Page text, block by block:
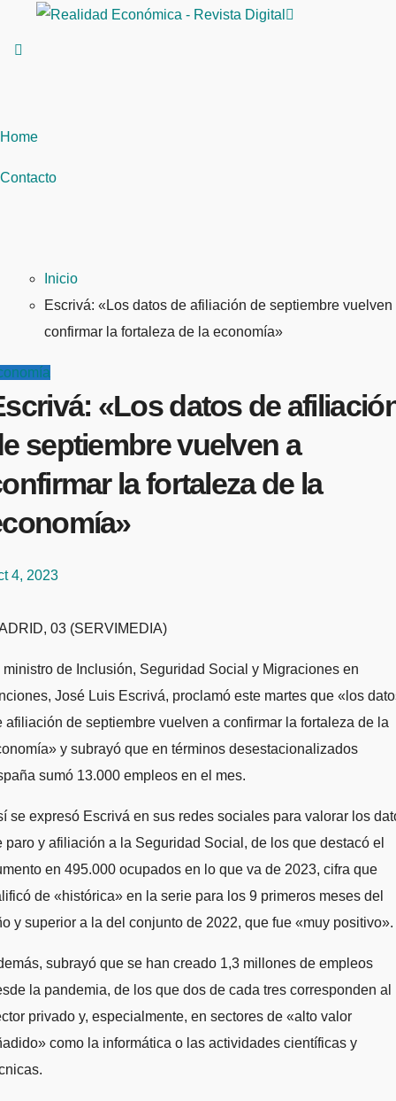
Home
Contacto
Inicio
Escrivá: «Los datos de afiliación de septiembre vuelven
confirmar la fortaleza de la economía»
«Los datos de
septiembre vuelven a
la fortaleza de la
4, 2023
03 (SERVIMEDIA)
ministro de Inclusión, Seguridad Social y Migraciones en
José Luis Escrivá, proclamó este martes que «los
afiliación de septiembre vuelven a confirmar la fortaleza de la
y subrayó que en términos desestacionalizados
sumó 13.000 empleos en el mes.
se expresó Escrivá en sus redes sociales para valorar los
paro y afiliación a la Seguridad Social, de los que destacó el
en 495.000 ocupados en lo que va de 2023, cifra que
de «histórica» en la serie para los 9 primeros meses del
y superior a la del conjunto de 2022, que fue «muy positivo».
subrayó que se han creado 1,3 millones de empleos
la pandemia, de los que dos de cada tres corresponden al
privado y, especialmente, en sectores de «alto valor
como la informática o las actividades científicas y